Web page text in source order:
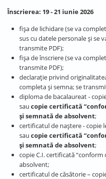
Înscrierea: 19 - 21 iunie 2026
fişa de lichidare (se va
sus cu datele personale și se
transmite PDF);
fişa de înscriere (se va
transmite PDF);
declarație privind
completa și semna; se
diploma de bacalaureat -
sau copie certificată
și semnată de absolvent;
certificatul de naştere - copie
sau copie certificată
și semnată de absolvent;
copie C.I. certificată “conform
absolvent;
certificatul de căsătorie –